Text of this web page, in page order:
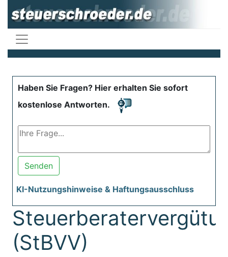
Haben Sie Fragen? Hier erhalten Sie sofort
kostenlose Antworten.
Senden
KI-Nutzungshinweise & Haftungsausschluss
(StBVV)